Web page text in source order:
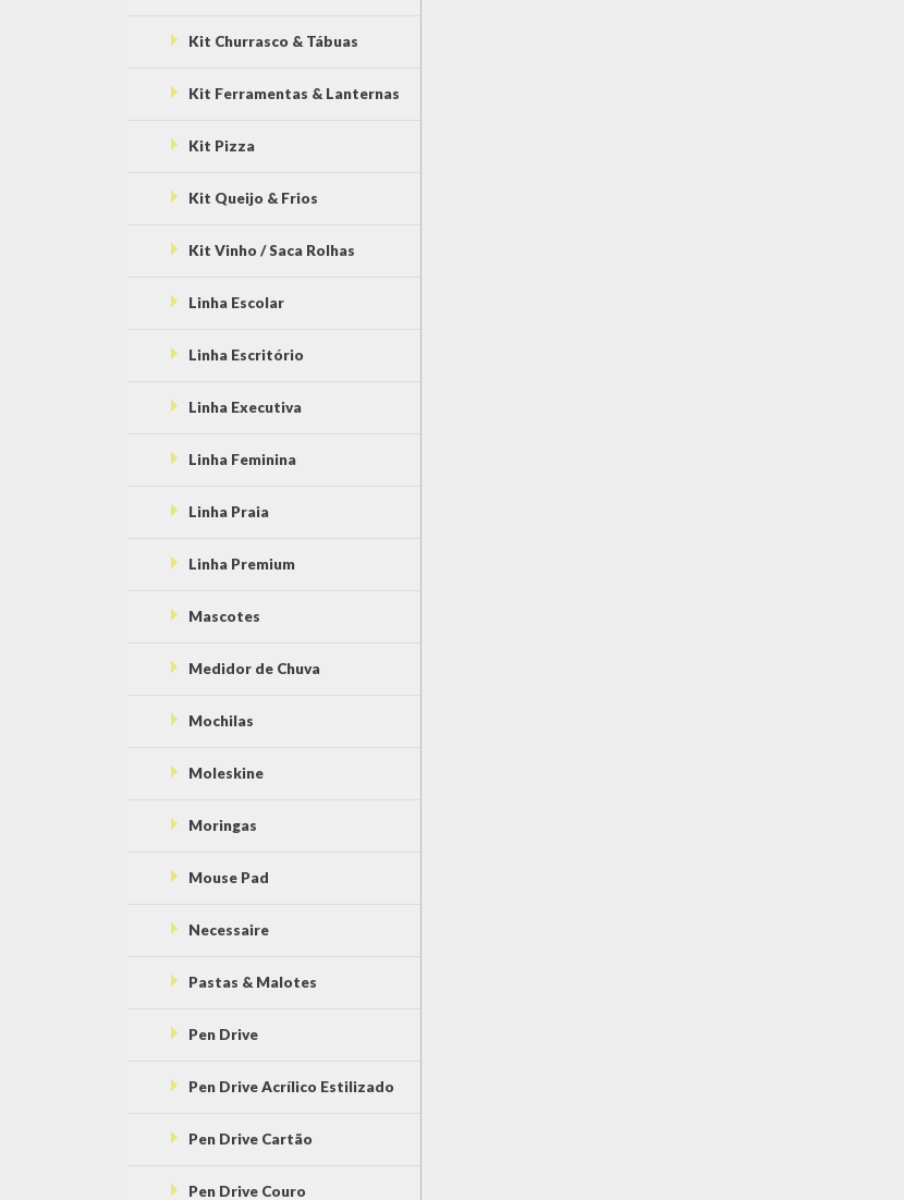
Kit Churrasco & Tábuas
Kit Ferramentas & Lanternas
Kit Pizza
Kit Queijo & Frios
Kit Vinho / Saca Rolhas
Linha Escolar
Linha Escritório
Linha Executiva
Linha Feminina
Linha Praia
Linha Premium
Mascotes
Medidor de Chuva
Mochilas
Moleskine
Moringas
Mouse Pad
Necessaire
Pastas & Malotes
Pen Drive
Pen Drive Acrílico Estilizado
Pen Drive Cartão
Pen Drive Couro